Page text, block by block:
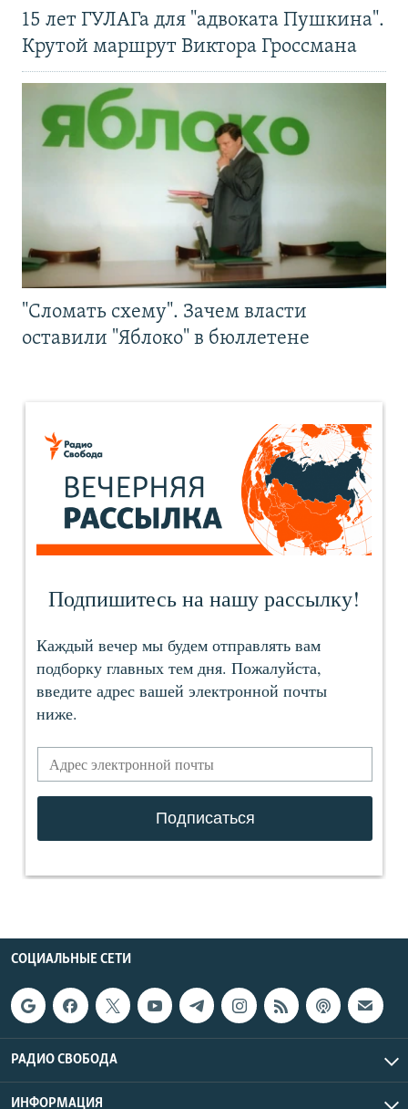
15 лет ГУЛАГа для "адвоката Пушкина".
Крутой маршрут Виктора Гроссмана
"Сломать схему". Зачем власти
оставили "Яблоко" в бюллетене
СОЦИАЛЬНЫЕ СЕТИ
РАДИО СВОБОДА
ИНФОРМАЦИЯ